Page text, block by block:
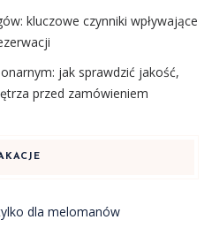
kluczowe czynniki wpływające
jak sprawdzić jakość,
przed zamówieniem
dla melomanów